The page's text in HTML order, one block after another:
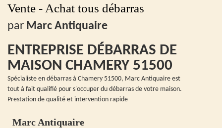
Vente - Achat tous débarras
par Marc Antiquaire
ENTREPRISE DÉBARRAS DE
MAISON CHAMERY 51500
Spécialiste en débarras à Chamery 51500, Marc Antiquaire est
tout à fait qualifié pour s'occuper du débarras de votre maison.
Prestation de qualité et intervention rapide
Marc Antiquaire